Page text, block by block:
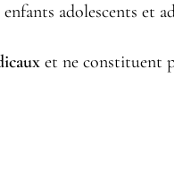
adolescents et
et ne constituent